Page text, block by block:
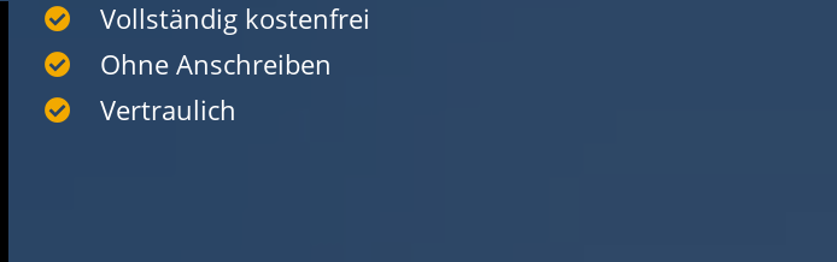
Vollständig kostenfrei
Ohne Anschreiben
Vertraulich